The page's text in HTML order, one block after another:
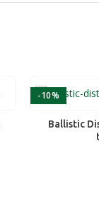
-10%
Ballistic